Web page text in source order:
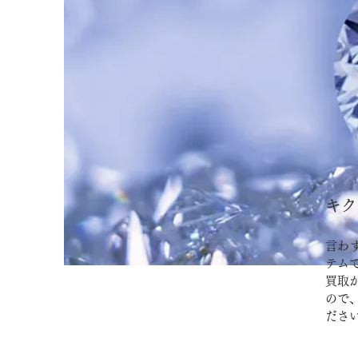
キ
言わ
テム
買取
ので
ださ